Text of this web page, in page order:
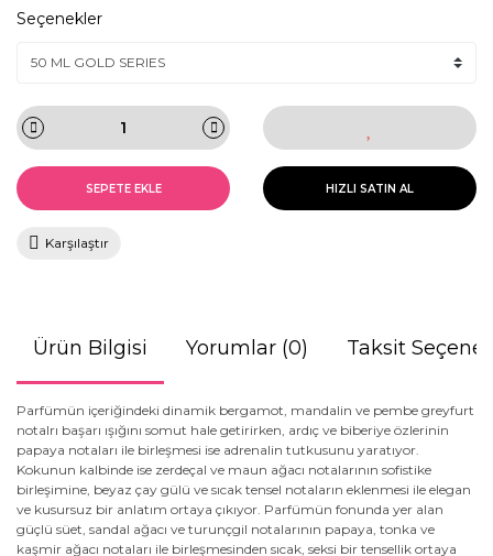
Seçenekler
SEPETE EKLE HIZLI SATIN AL
Karşılaştır
Ürün Bilgisi Yorumlar (0) Taksit
Parfümün içeriğindeki dinamik bergamot, mandalin ve pembe greyfurt
notalrı başarı ışığını somut hale getirirken, ardıç ve biberiye özlerinin
papaya notaları ile birleşmesi ise adrenalin tutkusunu yaratıyor.
Kokunun kalbinde ise zerdeçal ve maun ağacı notalarının sofistike
birleşimine, beyaz çay gülü ve sıcak tensel notaların eklenmesi ile elegan
ve kusursuz bir anlatım ortaya çıkıyor. Parfümün fonunda yer alan
güçlü süet, sandal ağacı ve turunçgil notalarının papaya, tonka ve
kaşmir ağacı notaları ile birleşmesinden sıcak, seksi bir tensellik ortaya